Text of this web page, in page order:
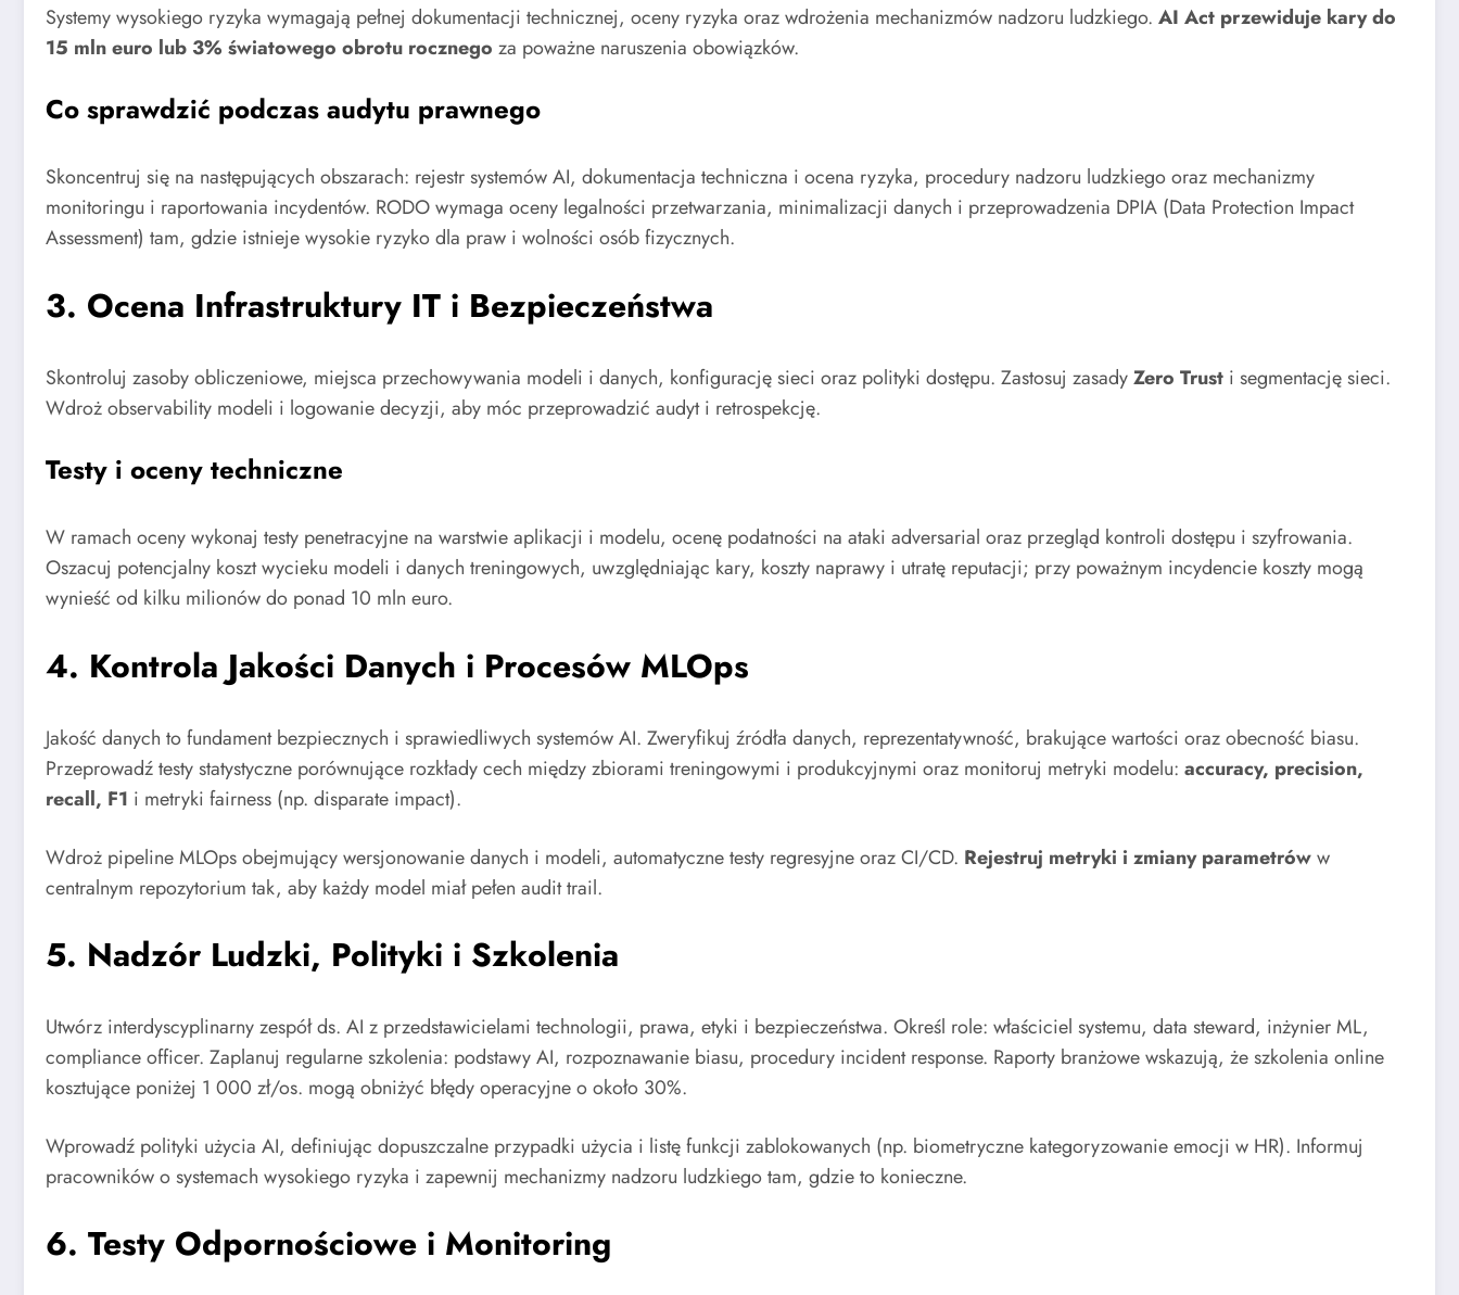
Systemy wysokiego ryzyka wymagają pełnej dokumentacji technicznej, oceny ryzyka oraz wdrożenia mechanizmów nadzoru ludzkiego. AI Act przewiduje kary do
15 mln euro lub 3% światowego obrotu rocznego za poważne naruszenia obowiązków.
Co sprawdzić podczas audytu prawnego
Skoncentruj się na następujących obszarach: rejestr systemów AI, dokumentacja techniczna i ocena ryzyka, procedury nadzoru ludzkiego oraz mechanizmy
monitoringu i raportowania incydentów. RODO wymaga oceny legalności przetwarzania, minimalizacji danych i przeprowadzenia DPIA (Data Protection Impact
Assessment) tam, gdzie istnieje wysokie ryzyko dla praw i wolności osób fizycznych.
3. Ocena Infrastruktury IT i Bezpieczeństwa
Skontroluj zasoby obliczeniowe, miejsca przechowywania modeli i danych, konfigurację sieci oraz polityki dostępu. Zastosuj zasadyZero Trust i segmentację sieci.
Wdroż observability modeli i logowanie decyzji, aby móc przeprowadzić audyt i retrospekcję.
Testy i oceny techniczne
W ramach oceny wykonaj testy penetracyjne na warstwie aplikacji i modelu, ocenę podatności na ataki adversarial oraz przegląd kontroli dostępu i szyfrowania.
Oszacuj potencjalny koszt wycieku modeli i danych treningowych, uwzględniając kary, koszty naprawy i utratę reputacji; przy poważnym incydencie koszty mogą
wynieść od kilku milionów do ponad 10 mln euro.
4. Kontrola Jakości Danych i Procesów MLOps
Jakość danych to fundament bezpiecznych i sprawiedliwych systemów AI. Zweryfikuj źródła danych, reprezentatywność, brakujące wartości oraz obecność biasu.
Przeprowadź testy statystyczne porównujące rozkłady cech między zbiorami treningowymi i produkcyjnymi oraz monitoruj metryki modelu: accuracy, precision,
recall, F1 i metryki fairness (np. disparate impact).
Wdroż pipeline MLOps obejmujący wersjonowanie danych i modeli, automatyczne testy regresyjne oraz CI/CD. Rejestruj metryki i zmiany parametróww
centralnym repozytorium tak, aby każdy model miał pełen audit trail.
5. Nadzór Ludzki, Polityki i Szkolenia
Utwórz interdyscyplinarny zespół ds. AI z przedstawicielami technologii, prawa, etyki i bezpieczeństwa. Określ role: właściciel systemu, data steward, inżynier ML,
compliance officer. Zaplanuj regularne szkolenia: podstawy AI, rozpoznawanie biasu, procedury incident response. Raporty branżowe wskazują, że szkolenia online
kosztujące poniżej 1 000 zł/os. mogą obniżyć błędy operacyjne o około 30%.
Wprowadź polityki użycia AI, definiując dopuszczalne przypadki użycia i listę funkcji zablokowanych (np. biometryczne kategoryzowanie emocji w HR). Informuj
pracowników o systemach wysokiego ryzyka i zapewnij mechanizmy nadzoru ludzkiego tam, gdzie to konieczne.
6. Testy Odpornościowe i Monitoring